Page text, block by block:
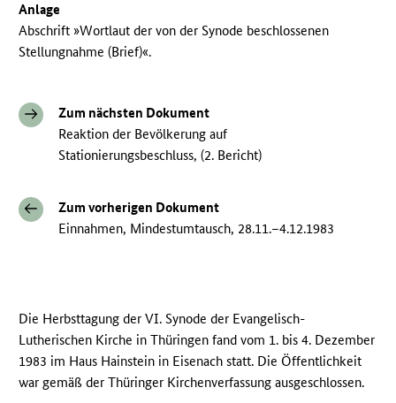
Anlage
Abschrift »Wortlaut der von der Synode beschlossenen
Stellungnahme (Brief)«.
Zum nächsten Dokument
Reaktion der Bevölkerung auf
Stationierungsbeschluss, (2. Bericht)
Zum vorherigen Dokument
Einnahmen, Mindestumtausch, 28.11.–4.12.1983
Die Herbsttagung der VI. Synode der Evangelisch-
Lutherischen Kirche in Thüringen fand vom 1. bis 4. Dezember
1983 im Haus Hainstein in Eisenach statt. Die Öffentlichkeit
war gemäß der Thüringer Kirchenverfassung ausgeschlossen.